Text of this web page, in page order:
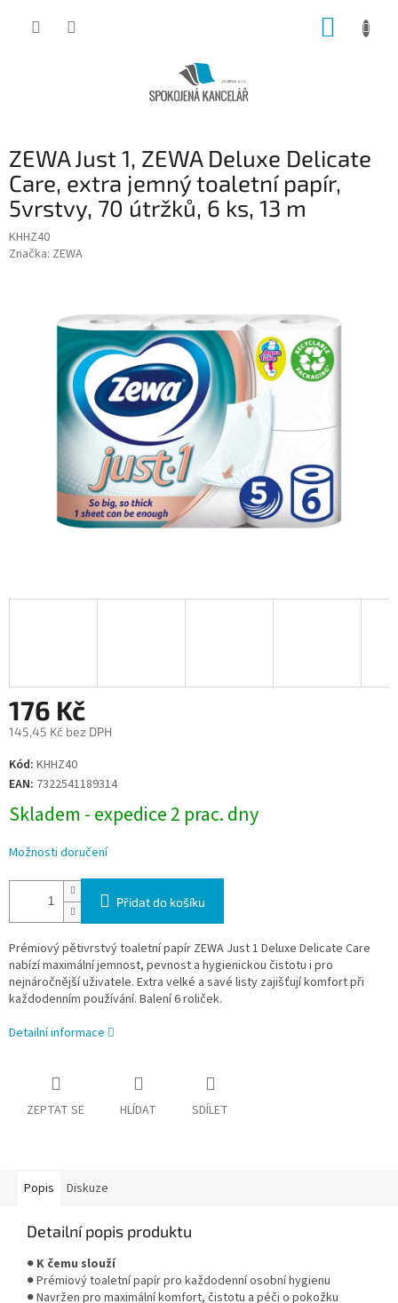
ZEWA Just 1, ZEWA Deluxe Delicate
Care, extra jemný toaletní papír,
5vrstvy, 70 útržků, 6 ks, 13 m
KHHZ40
Značka: ZEWA
176 Kč
145,45 Kč bez DPH
Měrná
cena:
Kód: KHHZ40
EAN: 7322541189314
Skladem - expedice 2 prac. dny
Možnosti doručení
Přidat do košíku
Prémiový pětivrstvý toaletní papír ZEWA Just 1 Deluxe Delicate Care
nabízí maximální jemnost, pevnost a hygienickou čistotu i pro
nejnáročnější uživatele. Extra velké a savé listy zajišťují komfort při
každodenním používání. Balení 6 roliček.
Detailní informace
ZEPTAT SE HLÍDAT SDÍLET
Popis Diskuze
Detailní popis produktu
● K čemu slouží
● Prémiový toaletní papír pro každodenní osobní hygienu
● Navržen pro maximální komfort, čistotu a péči o pokožku